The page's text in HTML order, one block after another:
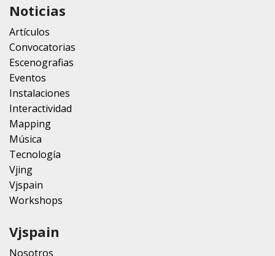
Noticias
Artículos
Convocatorias
Escenografias
Eventos
Instalaciones
Interactividad
Mapping
Música
Tecnología
Vjing
Vjspain
Workshops
Vjspain
Nosotros